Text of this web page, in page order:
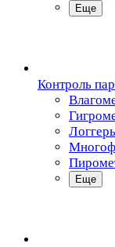
Еще
Контроль
Еще